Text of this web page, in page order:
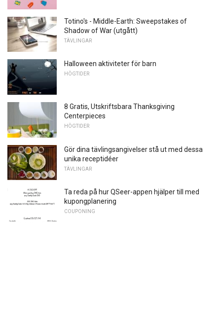
Totino's - Middle-Earth: Sweepstakes of
Shadow of War (utgått)
TÄVLINGAR
Halloween aktiviteter för barn
HÖGTIDER
8 Gratis, Utskriftsbara Thanksgiving
Centerpieces
HÖGTIDER
Gör dina tävlingsangivelser stå ut med dessa
unika receptidéer
TÄVLINGAR
Ta reda på hur QSeer-appen hjälper till med
kupongplanering
COUPONING